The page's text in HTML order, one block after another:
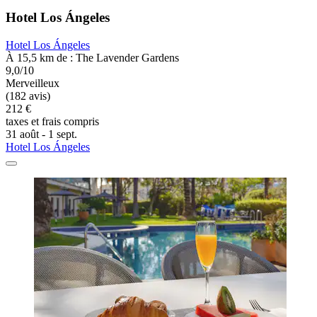
Hotel Los Ángeles
Hotel Los Ángeles
À 15,5 km de : The Lavender Gardens
9,0/10
Merveilleux
(182 avis)
212 €
taxes et frais compris
31 août - 1 sept.
Hotel Los Ángeles